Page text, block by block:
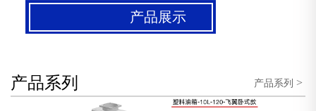
产品展示
产品系列 产品系列 >